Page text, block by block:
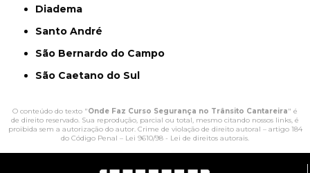
Diadema
Santo André
São Bernardo do Campo
São Caetano do Sul
O conteúdo do texto "Onde Faz Curso Segurança no Trânsito Cantareira" é
de direito reservado. Sua reprodução, parcial ou total, mesmo citando nossos links, é
proibida sem a autorização do autor. Crime de violação de direito autoral – artigo 184
do Código Penal – Lei 9610/98 - Lei de direitos autorais.